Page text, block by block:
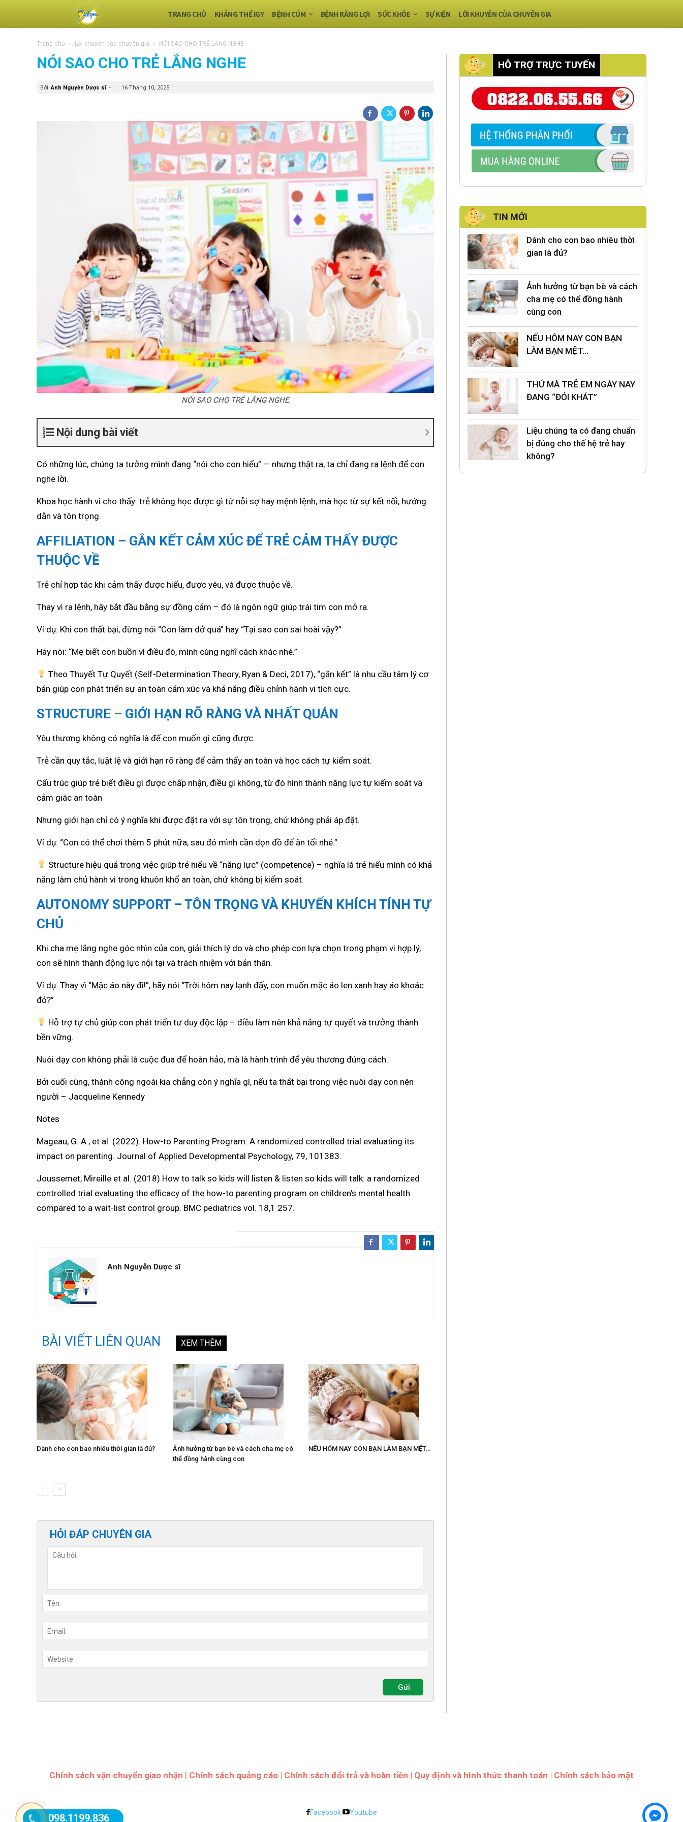
TRANG CHỦ KHÁNG THỂ IGY BỆNH CÚM BỆNH RĂNG LỢI SỨC KHỎE SỰ KIỆN LỜI KHUYÊN CỦA CHUYÊN GIA
Trang chủ Lời khuyên của chuyên gia NÓI SAO CHO TRẺ LẮNG NGHE
NÓI SAO CHO TRẺ LẮNG NGHE
Bởi Anh Nguyễn Dược sĩ - 16 Tháng 10, 2025
NÓI SAO CHO TRẺ LẮNG NGHE
Nội dung bài viết
Có những lúc, chúng ta tưởng mình đang “nói cho con hiểu” — nhưng thật ra, ta chỉ đang ra lệnh để con
nghe lời.
Khoa học hành vi cho thấy: trẻ không học được gì từ nỗi sợ hay mệnh lệnh, mà học từ sự kết nối, hướng
dẫn và tôn trọng.
AFFILIATION – GẮN KẾT CẢM XÚC ĐỂ TRẺ CẢM THẤY ĐƯỢC
THUỘC VỀ
Trẻ chỉ hợp tác khi cảm thấy được hiểu, được yêu, và được thuộc về.
Thay vì ra lệnh, hãy bắt đầu bằng sự đồng cảm – đó là ngôn ngữ giúp trái tim con mở ra.
Ví dụ: Khi con thất bại, đừng nói “Con làm dở quá” hay “Tại sao con sai hoài vậy?”
Hãy nói: “Mẹ biết con buồn vì điều đó, mình cùng nghĩ cách khác nhé.”
Theo Thuyết Tự Quyết (Self-Determination Theory, Ryan & Deci, 2017), “gắn kết” là nhu cầu tâm lý cơ
bản giúp con phát triển sự an toàn cảm xúc và khả năng điều chỉnh hành vi tích cực.
STRUCTURE – GIỚI HẠN RÕ RÀNG VÀ NHẤT QUÁN
Yêu thương không có nghĩa là để con muốn gì cũng được.
Trẻ cần quy tắc, luật lệ và giới hạn rõ ràng để cảm thấy an toàn và học cách tự kiểm soát.
Cấu trúc giúp trẻ biết điều gì được chấp nhận, điều gì không, từ đó hình thành năng lực tự kiểm soát và
cảm giác an toàn
Nhưng giới hạn chỉ có ý nghĩa khi được đặt ra với sự tôn trọng, chứ không phải áp đặt.
Ví dụ: “Con có thể chơi thêm 5 phút nữa, sau đó mình cần dọn đồ để ăn tối nhé.”
Structure hiệu quả trong việc giúp trẻ hiểu về “năng lực” (competence) – nghĩa là trẻ hiểu mình có khả
năng làm chủ hành vi trong khuôn khổ an toàn, chứ không bị kiểm soát.
AUTONOMY SUPPORT – TÔN TRỌNG VÀ KHUYẾN KHÍCH TÍNH TỰ
CHỦ
Khi cha mẹ lắng nghe góc nhìn của con, giải thích lý do và cho phép con lựa chọn trong phạm vi hợp lý,
con sẽ hình thành động lực nội tại và trách nhiệm với bản thân.
Ví dụ: Thay vì “Mặc áo này đi!”, hãy nói “Trời hôm nay lạnh đấy, con muốn mặc áo len xanh hay áo khoác
đỏ?”
Hỗ trợ tự chủ giúp con phát triển tư duy độc lập – điều làm nên khả năng tự quyết và trưởng thành
bền vững.
Nuôi dạy con không phải là cuộc đua để hoàn hảo, mà là hành trình để yêu thương đúng cách.
Bởi cuối cùng, thành công ngoài kia chẳng còn ý nghĩa gì, nếu ta thất bại trong việc nuôi dạy con nên
người – Jacqueline Kennedy
Notes
Mageau, G. A., et al. (2022). How-to Parenting Program: A randomized controlled trial evaluating its
impact on parenting. Journal of Applied Developmental Psychology, 79, 101383.
Joussemet, Mireille et al. (2018) How to talk so kids will listen & listen so kids will talk: a randomized
controlled trial evaluating the efficacy of the how-to parenting program on children’s mental health
compared to a wait-list control group. BMC pediatrics vol. 18,1 257.
Anh Nguyễn Dược sĩ
BÀI VIẾT LIÊN QUAN XEM THÊM
Dành cho con bao nhiêu thời gian là đủ?
Ảnh hưởng từ bạn bè và cách cha mẹ có
thể đồng hành cùng con
NẾU HÔM NAY CON BẠN LÀM BẠN MỆT…
HỎI ĐÁP CHUYÊN GIA
HỖ TRỢ TRỰC TUYẾN
TIN MỚI
Dành cho con bao nhiêu thời
gian là đủ?
Ảnh hưởng từ bạn bè và cách
cha mẹ có thể đồng hành
cùng con
NẾU HÔM NAY CON BẠN
LÀM BẠN MỆT…
THỨ MÀ TRẺ EM NGÀY NAY
ĐANG “ĐÓI KHÁT”
Liệu chúng ta có đang chuẩn
bị đúng cho thế hệ trẻ hay
không?
Chính sách vận chuyển giao nhận | Chính sách quảng cáo | Chính sách đổi trả và hoàn tiền | Quy định và hình thức thanh toán | Chính sách bảo mật
Facebook Youtube
098.1199.836